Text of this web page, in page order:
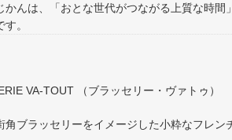
かんは、「おとな世代がつながる上質な時
。
VA-TOUT （ブラッセリー・ヴァトゥ）
角ブラッセリーをイメージした小粋なフレン